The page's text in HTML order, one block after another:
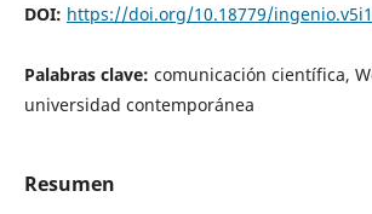
DOI: https://doi.org/10.18779/
Palabras clave: comunicación científica,
universidad contemporánea
Resumen